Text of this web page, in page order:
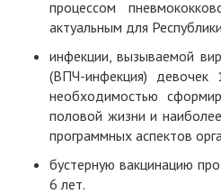
процессом
актуальным для
инфекции, вызываемой
(ВПЧ-инфекция) девочек
необходимостью
половой жизни и
программных аспектов
бустерную вакцинацию
6 лет.